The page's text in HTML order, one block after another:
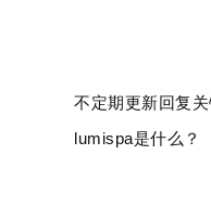
不定期更新回复
lumispa是什么？